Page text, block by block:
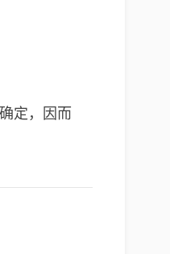
定，因而